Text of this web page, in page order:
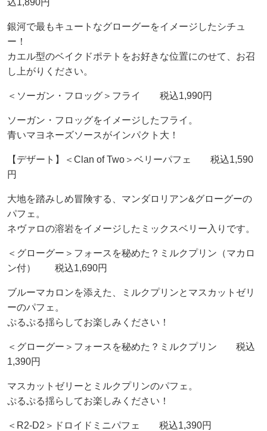
銀河で最もキュートなグローグーをイメージしたシチュ
ー！
カエル型のベイクドポテトをお好きな位置にのせて、お召
し上がりください。
＜ソーガン・フロッグ＞フライ 税込1,990円
ソーガン・フロッグをイメージしたフライ。
青いマヨネーズソースがインパクト大！
【デザート】＜Clan of Two＞ベリーパフェ 税込1,590
円
大地を踏みしめ冒険する、マンダロリアン&グローグーの
パフェ。
ネヴァロの溶岩をイメージしたミックスベリー入りです。
＜グローグー＞フォースを秘めた？ミルクプリン（マカロ
ン付） 税込1,690円
ブルーマカロンを添えた、ミルクプリンとマスカットゼリ
ーのパフェ。
ぷるぷる揺らしてお楽しみください！
＜グローグー＞フォースを秘めた？ミルクプリン 税込
1,390円
マスカットゼリーとミルクプリンのパフェ。
ぷるぷる揺らしてお楽しみください！
＜R2-D2＞ドロイドミニパフェ 税込1,390円